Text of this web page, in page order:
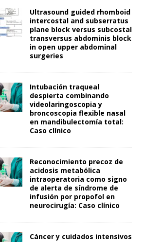
Ultrasound guided rhomboid
intercostal and subserratus
plane block versus subcostal
transversus abdominis block
in open upper abdominal
surgeries
Intubación traqueal
despierta combinando
videolaringoscopia y
broncoscopia flexible nasal
en mandibulectomía total:
Caso clínico
Reconocimiento precoz de
acidosis metabólica
intraoperatoria como signo
de alerta de síndrome de
infusión por propofol en
neurocirugía: Caso clínico
Cáncer y cuidados intensivos